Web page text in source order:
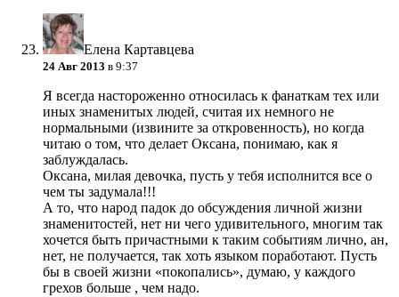
Елена Картавцева
24 Авг 2013 в 9:37
Я всегда настороженно относилась к фанаткам тех или
иных знаменитых людей, считая их немного не
нормальными (извините за откровенность), но когда
читаю о том, что делает Оксана, понимаю, как я
заблуждалась.
Оксана, милая девочка, пусть у тебя исполнится все о
чем ты задумала!!!
А то, что народ падок до обсуждения личной жизни
знаменитостей, нет ни чего удивительного, многим так
хочется быть причастными к таким событиям лично, ан,
нет, не получается, так хоть языком поработают. Пусть
бы в своей жизни «покопались», думаю, у каждого
грехов больше , чем надо.